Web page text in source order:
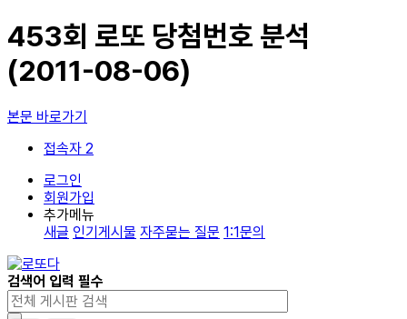
453회 로또 당첨번호 분석
(2011-08-06)
본문 바로가기
접속자 2
로그인
회원가입
추가메뉴
새글 인기게시물 자주묻는 질문 1:1문의
검색어 입력 필수